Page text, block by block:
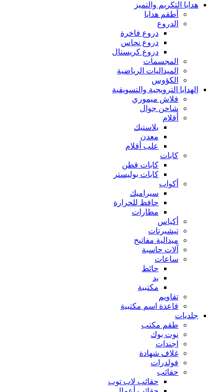
هدايا التكريم والتميز
أطقم هدايا
الدروع
دروع فاخرة
دروع نحاس
دروع كريستال
المجسمات
الميداليات الرياضية
الكؤوس
الهدايا الترويجية والتسويقية
فلاش ميموري
شاحن جوال
أقلام
بلاستيك
معدن
علب أقلام
كابات
كابات قطن
كابات بوليستر
أكواب
سيراميك
حافظ للحرارة
مطارات
أكياس
تيشيرتات
ميدالية مفاتيح
آلات حاسبة
ساعات
حائط
يد
مكتبية
تقاويم
قاعدة اسم مكتبية
جلديات
طقم مكتب
نوت بوك
اجندات
غلاف شهادة
فولدرات
حقائب
حقائب لاب توب